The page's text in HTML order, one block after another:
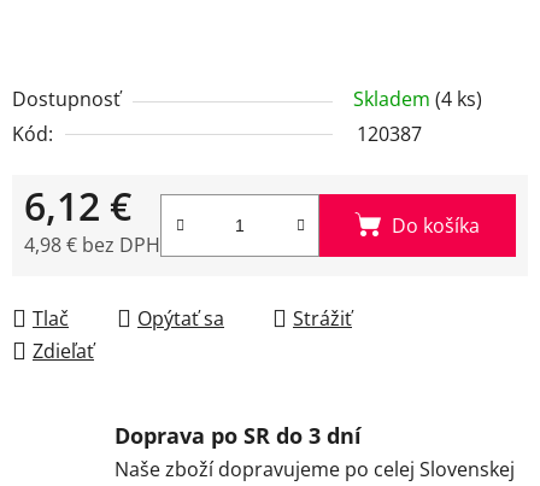
Dostupnosť Skladem (4 ks)
Kód:
120387
6,12 €
4,98 € bez DPH
Do košíka
Tlač Opýtať sa
Strážiť
Zdieľať
Doprava po SR do 3 dní
Naše zboží dopravujeme po celej Slovenskej